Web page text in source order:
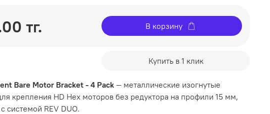
тг. В корзину
Купить в 1 клик
Bare Motor Bracket - 4 Pack — металлические изогнутые
крепления HD Hex моторов без редуктора на профили 15 мм,
системой REV DUO.